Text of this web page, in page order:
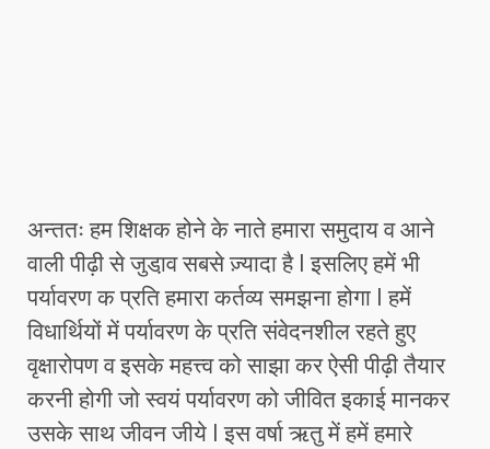
अन्ततः हम शिक्षक होने के नाते हमारा समुदाय व आने
वाली पीढ़ी से जुडा़व सबसे ज़्यादा है l इसलिए हमें भी
पर्यावरण क प्रति हमारा कर्तव्य समझना होगा l हमें
विधार्थियों में पर्यावरण के प्रति संवेदनशील रहते हुए
वृक्षारोपण व इसके महत्त्व को साझा कर ऐसी पीढ़ी तैयार
करनी होगी जो स्वयं पर्यावरण को जीवित इकाई मानकर
उसके साथ जीवन जीये l इस वर्षा ऋतु में हमें हमारे